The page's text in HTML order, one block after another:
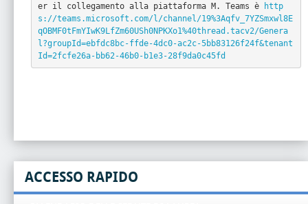
er il collegamento alla piattaforma M. Teams è
http
s://teams.microsoft.com/l/channel/19%3Aqfv_7YZSmxwl8E
qOBMF0tFmYIwK9LfZm60USh0NPKXo1%40thread.tacv2/Genera
l?groupId=ebfdc8bc-ffde-4dc0-ac2c-5bb83126f24f&tenant
Id=2fcfe26a-bb62-46b0-b1e3-28f9da0c45fd
ACCESSO RAPIDO